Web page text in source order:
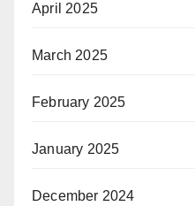
April 2025
March 2025
February 2025
January 2025
December 2024